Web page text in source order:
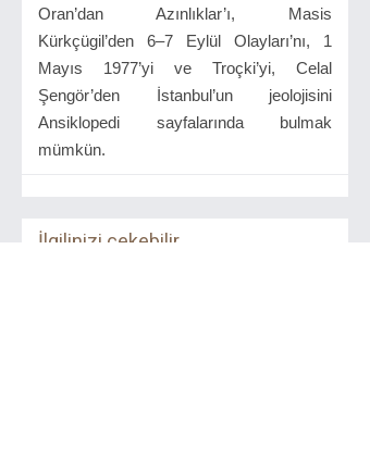
Oran’dan Azınlıklar’ı, Masis
Kürkçügil’den 6–7 Eylül Olayları’nı, 1
Mayıs 1977’yi ve Troçki’yi, Celal
Şengör’den İstanbul’un jeolojisini
Ansiklopedi sayfalarında bulmak
mümkün.
İlgilinizi çekebilir...